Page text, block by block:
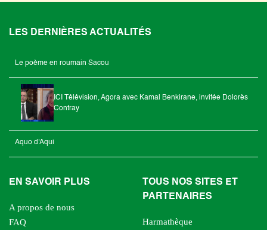
LES DERNIÈRES ACTUALITÉS
Le poème en roumain Sacou
ICI Télévision, Agora avec Kamal Benkirane, invitée Dolorès
Contray
Aquo d'Aqui
EN SAVOIR PLUS
A propos de nous
FAQ
TOUS NOS SITES ET
PARTENAIRES
Harmathèque